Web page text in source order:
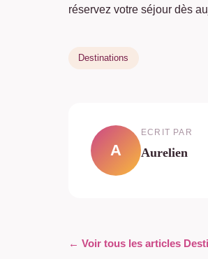
réservez votre séjour dès
Destinations
A
ECRIT PAR
Aurelien
← Voir tous les articles